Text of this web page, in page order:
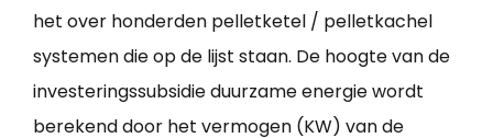
het over honderden pelletketel / pelletkachel
systemen die op de lijst staan. De hoogte van de
investeringssubsidie duurzame energie wordt
berekend door het vermogen (KW) van de